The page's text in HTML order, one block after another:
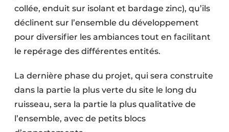
collée, enduit sur isolant et bardage zinc), qu’ils
déclinent sur l’ensemble du développement
pour diversifier les ambiances tout en facilitant
le repérage des différentes entités.
La dernière phase du projet, qui sera construite
dans la partie la plus verte du site le long du
ruisseau, sera la partie la plus qualitative de
l’ensemble, avec de petits blocs